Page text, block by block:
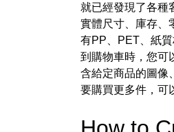
就已經發現了各種
實體尺寸、庫存、
有PP、PET、紙
到購物車時，您可
含給定商品的圖像
要購買更多件，可